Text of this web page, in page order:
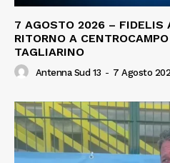
7 AGOSTO 2026 – FIDELIS
RITORNO A
TAGLIARINO
Antenna Sud 13 - 7 Agosto